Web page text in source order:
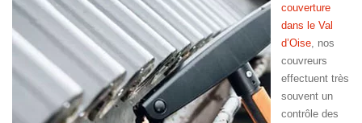
couverture
dans le Val
d’Oise , nos
couvreurs
effectuent très
souvent un
contrôle des